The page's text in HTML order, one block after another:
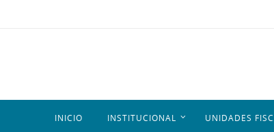
INICIO INSTITUCIONAL UNIDADES